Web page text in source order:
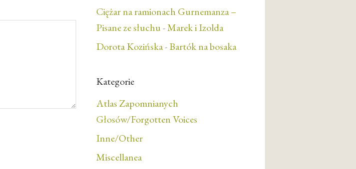
Ciężar na ramionach Gurnemanza –
Pisane ze słuchu-Marek i Izolda
Dorota Kozińska-Bartók na bosaka
Kategorie
Atlas Zapomnianych
Głosów/Forgotten Voices
Inne/Other
Miscellanea